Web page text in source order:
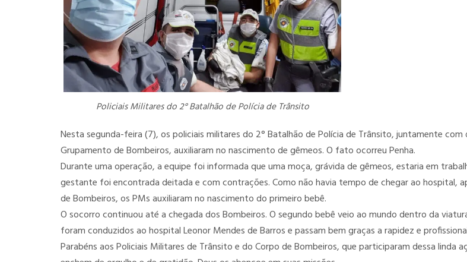
Policiais Militares do 2° Batalhão de Polícia de Trânsito
Nesta segunda-feira (7), os policiais militares do 2° Batalhão de Polícia de Trânsito, juntamente com
Grupamento de Bombeiros, auxiliaram no nascimento de gêmeos. O fato ocorreu Penha.
Durante uma operação, a equipe foi informada que uma moça, grávida de gêmeos, estaria em
gestante foi encontrada deitada e com contrações. Como não havia tempo de chegar ao hospital,
de Bombeiros, os PMs auxiliaram no nascimento do primeiro bebê.
O socorro continuou até a chegada dos Bombeiros. O segundo bebê veio ao mundo dentro da
foram conduzidos ao hospital Leonor Mendes de Barros e passam bem graças a rapidez e
Parabéns aos Policiais Militares de Trânsito e do Corpo de Bombeiros, que participaram dessa linda